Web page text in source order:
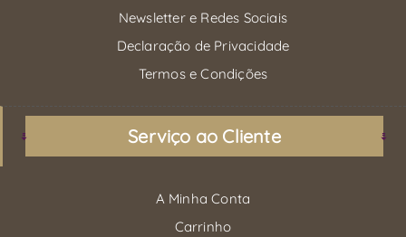
Newsletter e Redes Sociais
Declaração de Privacidade
Termos e Condições
Serviço ao Cliente
A Minha Conta
Carrinho